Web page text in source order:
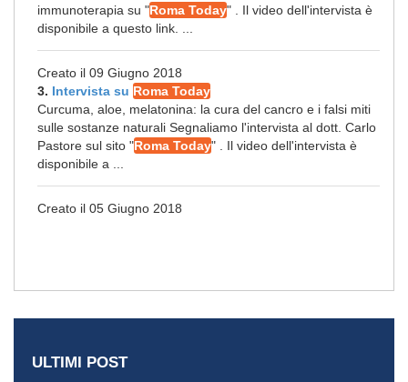
immunoterapia su "Roma Today" . Il video dell'intervista è
disponibile a questo link. ...
Creato il 09 Giugno 2018
3. Intervista su Roma Today
Curcuma, aloe, melatonina: la cura del cancro e i falsi miti
sulle sostanze naturali Segnaliamo l'intervista al dott. Carlo
Pastore sul sito "Roma Today" . Il video dell'intervista è
disponibile a ...
Creato il 05 Giugno 2018
ULTIMI POST